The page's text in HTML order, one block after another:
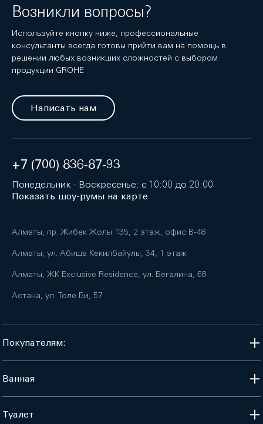
Возникли вопросы?
Используйте кнопку ниже, профессиональные
консультанты всегда готовы прийти вам на помощь в
решении любых возникших сложностей с выбором
продукции GROHE
Написать нам
+7 (700) 836-87-93
Понедельник - Воскресенье: с 10:00 до 20:00
Показать шоу-румы на карте
Алматы, пр. Жибек Жолы 135, 2 этаж, офис B-48
Алматы, ул. Абиша Кекилбайулы, 34, 1 этаж
Алматы, ЖК Exclusive Residence, ул. Бегалина, 68
Астана, ул. Толе Би, 57
Покупателям:
Ванная
Туалет